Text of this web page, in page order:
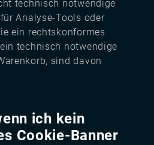
technisch notwendige
Analyse-Tools oder
ein rechtskonformes
technisch notwendige
sind davon
ich kein
Cookie-Banner